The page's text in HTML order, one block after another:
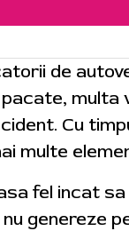
de
multa
Cu
multe
fel incat sa
genereze